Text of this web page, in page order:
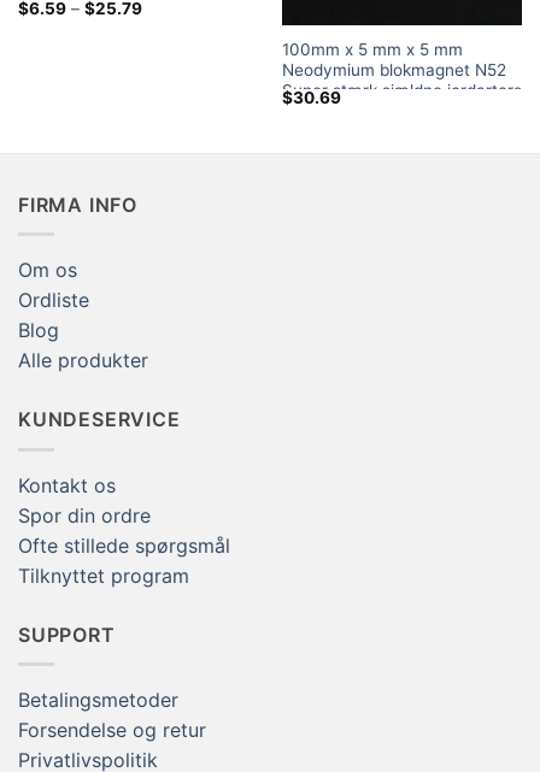
fra 11 mm til 30 mm
$6.59 – $25.79Prisklasse:
100mm x 5 mm x 5 mm
Neodymium blokmagnet N52
Super stærk sjældne jordarters
rektangelmagneter 100x5x5
$30.69
FIRMA INFO
Om os
Ordliste
Blog
Alle produkter
KUNDESERVICE
Kontakt os
Spor din ordre
Ofte stillede spørgsmål
Tilknyttet program
SUPPORT
Betalingsmetoder
Forsendelse og retur
Privatlivspolitik